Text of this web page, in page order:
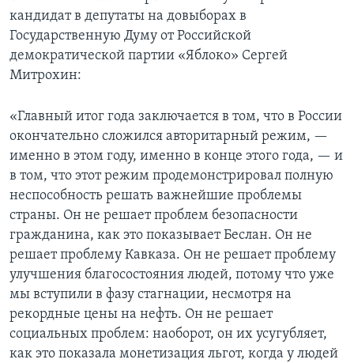
Языки
кандидат в депутаты на довыборах в
Государственную Думу от Российской
демократической партии «Яблоко» Сергей
Митрохин:
«Главный итог года заключается в том, что в России
окончательно сложился авторитарный режим, —
именно в этом году, именно в конце этого года, — и
в том, что этот режим продемонстрировал полную
неспособность решать важнейшие проблемы
страны. Он не решает проблем безопасности
гражданина, как это показывает Беслан. Он не
решает проблему Кавказа. Он не решает проблему
улучшения благосостояния людей, потому что уже
мы вступили в фазу стагнации, несмотря на
рекордные цены на нефть. Он не решает
социальных проблем: наоборот, он их усугубляет,
как это показала монетизация льгот, когда у людей